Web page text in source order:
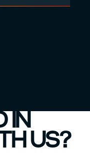
IN
US?